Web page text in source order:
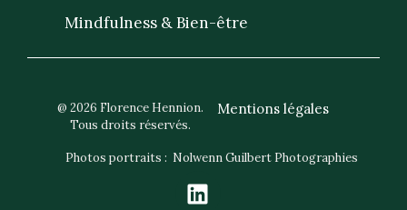
Mindfulness & Bien-être
@ 2026 Florence Hennion.
Tous droits réservés.
Mentions légales
Photos portraits : Nolwenn Guilbert Photographies